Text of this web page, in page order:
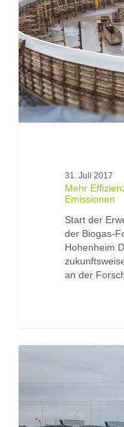
Emissionen
31. Juli 2017
Mehr
Emissionen
Start der
der Biogas-
Hohenheim
an der